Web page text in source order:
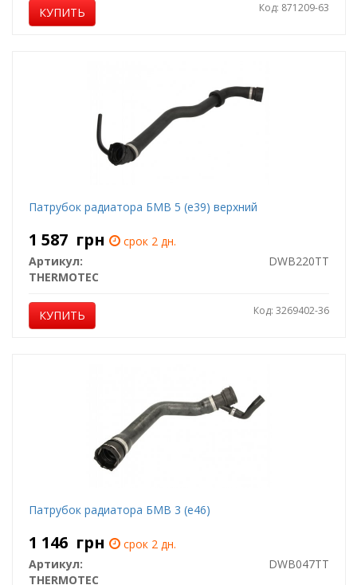
КУПИТЬ Код: 871209-63
Патрубок радиатора БМВ 5 (е39) верхний
1 587 грн
срок 2 дн.
Артикул:
DWB220TT
THERMOTEC
КУПИТЬ Код: 3269402-36
Патрубок радиатора БМВ 3 (е46)
1 146 грн
срок 2 дн.
Артикул:
DWB047TT
THERMOTEC